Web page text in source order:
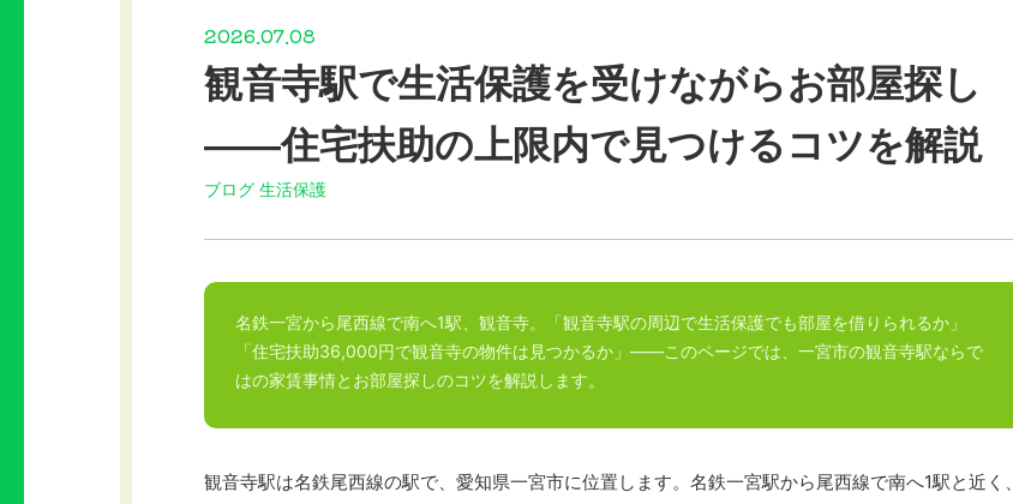
2026.07.08
観音寺駅で生活保護を受けながらお部屋探し
——住宅扶助の上限内で見つけるコツを解説
ブログ 生活保護
名鉄一宮から尾西線で南へ1駅、観音寺。「観音寺駅の周辺で生活保護でも部屋を借りられるか」
「住宅扶助36,000円で観音寺の物件は見つかるか」——このページでは、一宮市の観音寺駅ならで
はの家賃事情とお部屋探しのコツを解説します。
観音寺駅は名鉄尾西線の駅で、愛知県一宮市に位置します。名鉄一宮駅から尾西線で南へ1駅と近く、